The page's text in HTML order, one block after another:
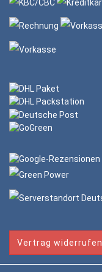
Vertrag widerrufen